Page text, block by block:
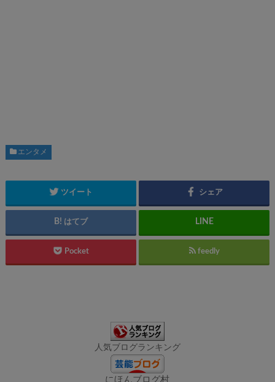
エンタメ
ツイート シェア
はてブ
Pocket feedly
人気ブログランキング
にほんブログ村